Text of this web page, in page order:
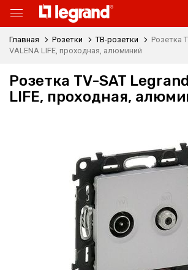
Главная Розетки ТВ-розетки
Розетка
VALENA LIFE, проходная, алюминий
Розетка TV-SAT
LIFE, проходная,